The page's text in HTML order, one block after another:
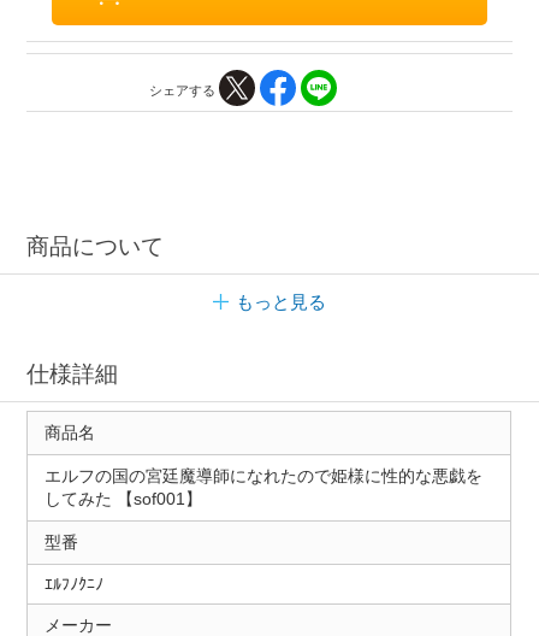
シェアする
商品について
もっと見る
仕様詳細
商品名
エルフの国の宮廷魔導師になれたので姫様に性的な悪戯を
してみた 【sof001】
型番
ｴﾙﾌﾉｸﾆﾉ
メーカー